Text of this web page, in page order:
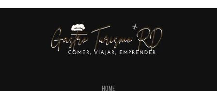
HOME